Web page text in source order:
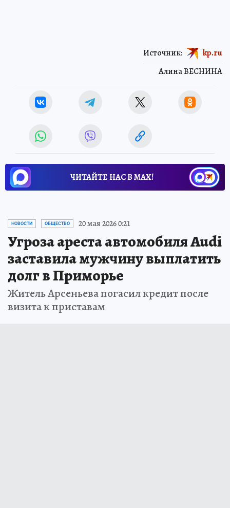
Алина ВЕСНИНА
Источник: kp.ru
ЧИТАЙТЕ НАС В МАХ!
НОВОСТИ ОБЩЕСТВО 20 мая 2026 0:21
Угроза ареста автомобиля Audi
заставила мужчину выплатить
долг в Приморье
Житель Арсеньева погасил кредит после
визита к приставам